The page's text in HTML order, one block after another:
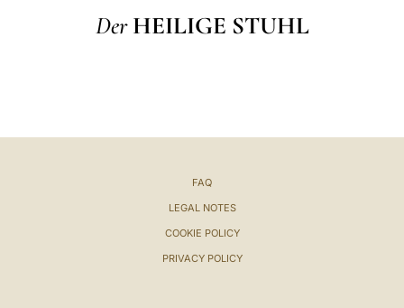
Der HEILIGE STUHL
FAQ
LEGAL NOTES
COOKIE POLICY
PRIVACY POLICY